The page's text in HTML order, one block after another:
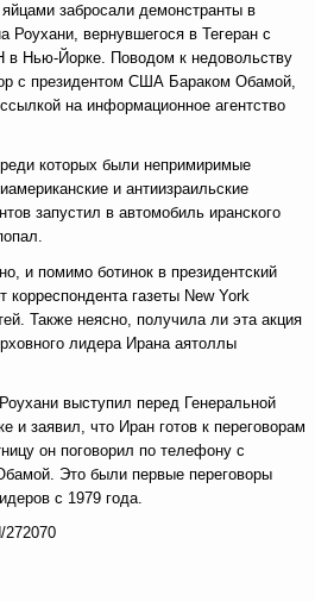
забросали демонстранты в
Роухани, вернувшегося в Тегеран с
в Нью-Йорке. Поводом к недовольству
с президентом США Бараком Обамой,
на информационное агентство
которых были непримиримые
и антиизраильские
запустил в автомобиль иранского
и помимо ботинок в президентский
корреспондента газеты New York
Также неясно, получила ли эта акция
лидера Ирана аятоллы
выступил перед Генеральной
заявил, что Иран готов к переговорам
он поговорил по телефону с
Это были первые переговоры
с 1979 года.
272070